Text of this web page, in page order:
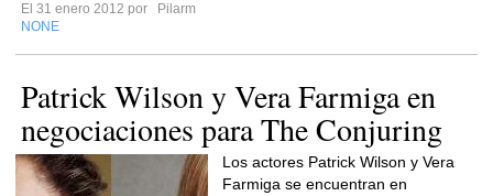
El 31 enero 2012 por
Pilarm
NONE
Patrick Wilson y Vera Farmiga en
negociaciones para The Conjuring
Los actores Patrick Wilson y Vera
Farmiga se encuentran en